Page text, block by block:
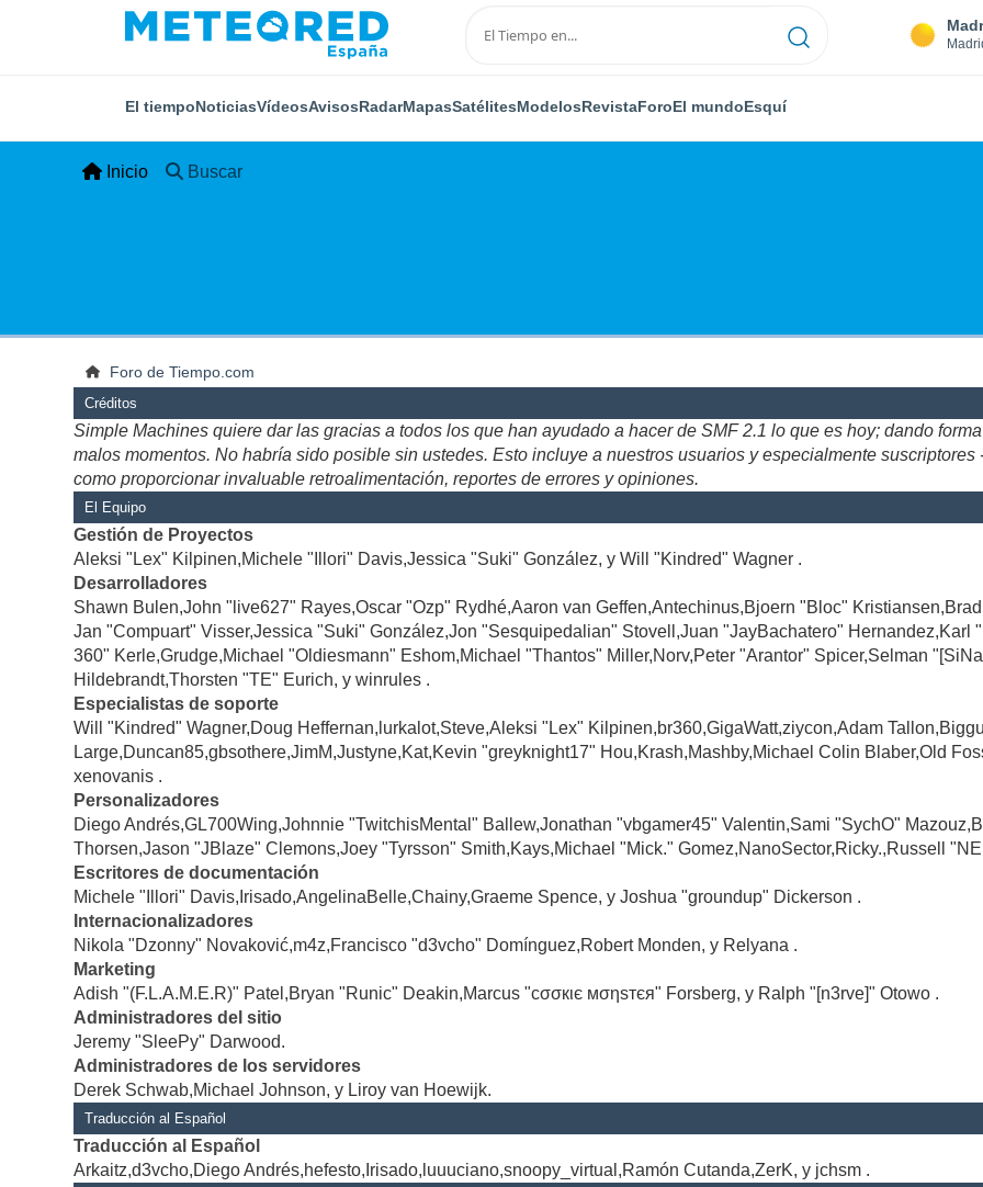
El tiempoNoticiasVídeosAvisosRadarMapasSatélitesModelosRevistaForoEl mundoEsquí
Inicio Buscar
Foro de Tiempo.com
Créditos
Simple Machines quiere dar las gracias a todos los que han ayudado a hacer de SMF 2.1 lo que es hoy; dando
malos momentos. No habría sido posible sin ustedes. Esto incluye a nuestros usuarios y especialmente
como proporcionar invaluable retroalimentación, reportes de errores y opiniones.
El Equipo
Gestión de Proyectos
Aleksi "Lex" Kilpinen,Michele "Illori" Davis,Jessica "Suki" González, y Will "Kindred" Wagner .
Desarrolladores
Shawn Bulen,John "live627" Rayes,Oscar "Ozp" Rydhé,Aaron van Geffen,Antechinus,Bjoern "Bloc"
Jan "Compuart" Visser,Jessica "Suki" González,Jon "Sesquipedalian" Stovell,Juan "JayBachatero"
360" Kerle,Grudge,Michael "Oldiesmann" Eshom,Michael "Thantos" Miller,Norv,Peter "Arantor" Spicer,Selman
Hildebrandt,Thorsten "TE" Eurich, y winrules .
Especialistas de soporte
Will "Kindred" Wagner,Doug Heffernan,lurkalot,Steve,Aleksi "Lex" Kilpinen,br360,GigaWatt,ziycon,Adam
Large,Duncan85,gbsothere,JimM,Justyne,Kat,Kevin "greyknight17" Hou,Krash,Mashby,Michael Colin Blaber,Old
xenovanis .
Personalizadores
Diego Andrés,GL700Wing,Johnnie "TwitchisMental" Ballew,Jonathan "vbgamer45" Valentin,Sami "SychO"
Thorsen,Jason "JBlaze" Clemons,Joey "Tyrsson" Smith,Kays,Michael "Mick." Gomez,NanoSector,Ricky.,Russell
Escritores de documentación
Michele "Illori" Davis,Irisado,AngelinaBelle,Chainy,Graeme Spence, y Joshua "groundup" Dickerson .
Internacionalizadores
Nikola "Dzonny" Novaković,m4z,Francisco "d3vcho" Domínguez,Robert Monden, y Relyana .
Marketing
Adish "(F.L.A.M.E.R)" Patel,Bryan "Runic" Deakin,Marcus "cσσкιє мσηѕтєя" Forsberg, y Ralph "[n3rve]" Otowo .
Administradores del sitio
Jeremy "SleePy" Darwood.
Administradores de los servidores
Derek Schwab,Michael Johnson, y Liroy van Hoewijk.
Traducción al Español
Traducción al Español
Arkaitz,d3vcho,Diego Andrés,hefesto,Irisado,luuuciano,snoopy_virtual,Ramón Cutanda,ZerK, y jchsm .